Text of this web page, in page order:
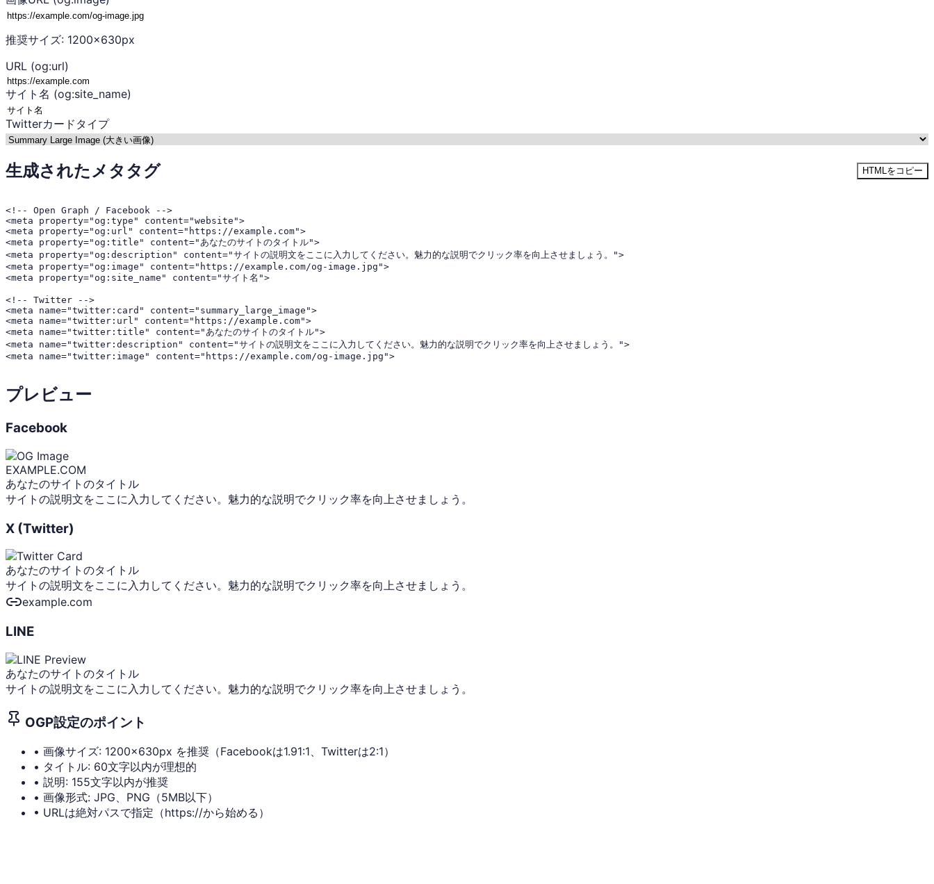
推奨サイズ: 1200×630px
URL (og:url)
サイト名 (og:site_name)
Twitterカードタイプ
生成されたメタタグ HTMLをコピー
<!-- Open Graph / Facebook -->
<meta property="og:type" content="website">
<meta property="og:url" content="https://example.com">
<meta property="og:title" content="あなたのサイトのタイトル">
<meta property="og:description" content="サイトの説明文をここに入力してください。魅力的な説明でクリック率を向上させましょう。">
<meta property="og:image" content="https://example.com/og-image.jpg">
<meta property="og:site_name" content="サイト名">
<!-- Twitter -->
<meta name="twitter:card" content="summary_large_image">
<meta name="twitter:url" content="https://example.com">
<meta name="twitter:title" content="あなたのサイトのタイトル">
<meta name="twitter:description" content="サイトの説明文をここに入力してください。魅力的な説明でクリック率を向上させましょう。">
<meta name="twitter:image" content="https://example.com/og-image.jpg">
プレビュー
Facebook
EXAMPLE.COM
あなたのサイトのタイトル
サイトの説明文をここに入力してください。魅力的な説明でクリック率を向上させましょう。
X (Twitter)
あなたのサイトのタイトル
サイトの説明文をここに入力してください。魅力的な説明でクリック率を向上させましょう。
example.com
LINE
あなたのサイトのタイトル
サイトの説明文をここに入力してください。魅力的な説明でクリック率を向上させましょう。
OGP設定のポイント
• 画像サイズ: 1200×630px を推奨（Facebookは1.91:1、Twitterは2:1）
• タイトル: 60文字以内が理想的
• 説明: 155文字以内が推奨
• 画像形式: JPG、PNG（5MB以下）
• URLは絶対パスで指定（https://から始める）